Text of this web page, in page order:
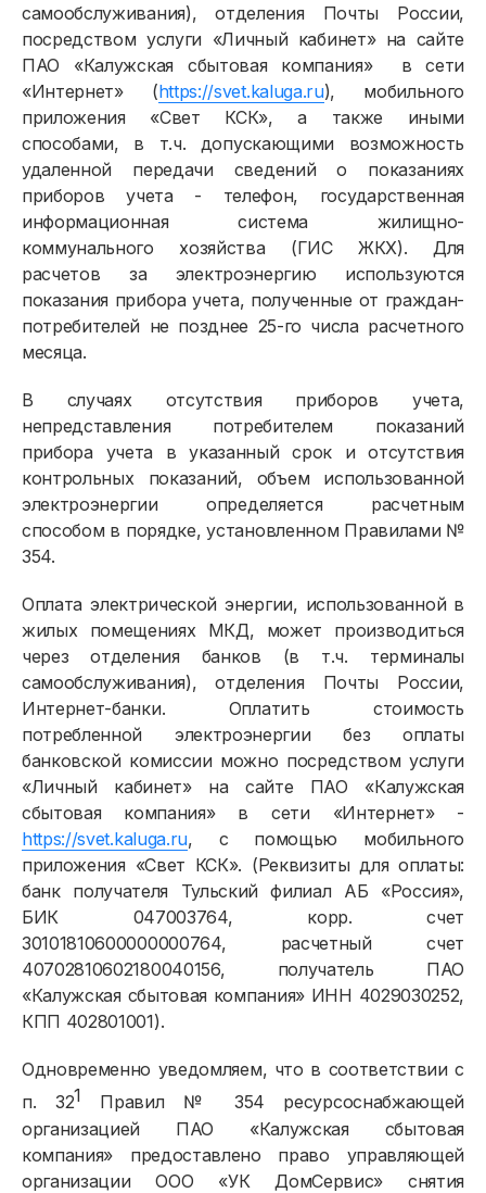
самообслуживания), отделения Почты России,
посредством услуги «Личный кабинет» на сайте
ПАО «Калужская сбытовая компания» в сети
«Интернет» (https://svet.kaluga.ru), мобильного
приложения «Свет КСК», а также иными
способами, в т.ч. допускающими возможность
удаленной передачи сведений о показаниях
приборов учета - телефон, государственная
информационная система жилищно-
коммунального хозяйства (ГИС ЖКХ). Для
расчетов за электроэнергию используются
показания прибора учета, полученные от граждан-
потребителей не позднее 25-го числа расчетного
месяца.
В случаях отсутствия приборов учета,
непредставления потребителем показаний
прибора учета в указанный срок и отсутствия
контрольных показаний, объем использованной
электроэнергии определяется расчетным
способом в порядке, установленном Правилами №
354.
Оплата электрической энергии, использованной в
жилых помещениях МКД, может производиться
через отделения банков (в т.ч. терминалы
самообслуживания), отделения Почты России,
Интернет-банки. Оплатить стоимость
потребленной электроэнергии без оплаты
банковской комиссии можно посредством услуги
«Личный кабинет» на сайте ПАО «Калужская
сбытовая компания» в сети «Интернет» -
https://svet.kaluga.ru, с помощью мобильного
приложения «Свет КСК». (Реквизиты для оплаты:
банк получателя Тульский филиал АБ «Россия»,
БИК 047003764, корр. счет
30101810600000000764, расчетный счет
40702810602180040156, получатель ПАО
«Калужская сбытовая компания» ИНН 4029030252,
КПП 402801001).
Одновременно уведомляем, что в соответствии с
п. 321 Правил № 354 ресурсоснабжающей
организацией ПАО «Калужская сбытовая
компания» предоставлено право управляющей
организации ООО «УК ДомСервис» снятия
Расчёты и оплата
Приборы учёта и показания
Должникам
Онлайн-сервисы
Полезное